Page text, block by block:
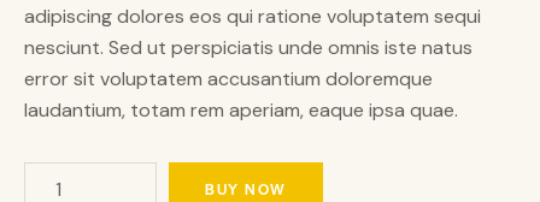
adipiscing dolores eos qui ratione voluptatem sequi
nesciunt. Sed ut perspiciatis unde omnis iste natus
error sit voluptatem accusantium doloremque
laudantium, totam rem aperiam, eaque ipsa quae.
BUY NOW